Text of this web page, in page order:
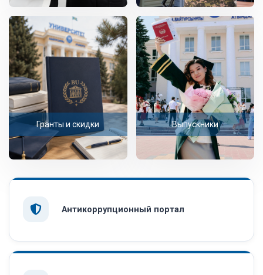
Гранты и скидки Выпускники
Антикоррупционный портал